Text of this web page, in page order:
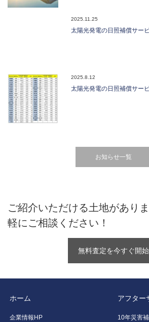
2025.11.25
太陽光発電の日照補償サー
2025.8.12
太陽光発電の日照補償サー
お知らせ一覧
ご紹介いただける土地があり
軽にご相談ください！
無料査定を今すぐ開始
ホーム
企業情報HP
アフター
10年災害